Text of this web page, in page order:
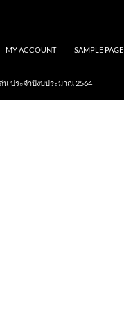
MY ACCOUNT SAMPLE PAGE
ประจำปีงบประมาณ 2564